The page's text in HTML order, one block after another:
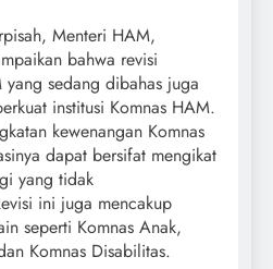
Menteri HAM,
bahwa revisi
sedang dibahas juga
institusi Komnas HAM.
kewenangan Komnas
dapat bersifat mengikat
yang tidak
ini juga mencakup
seperti Komnas Anak,
Komnas Disabilitas.